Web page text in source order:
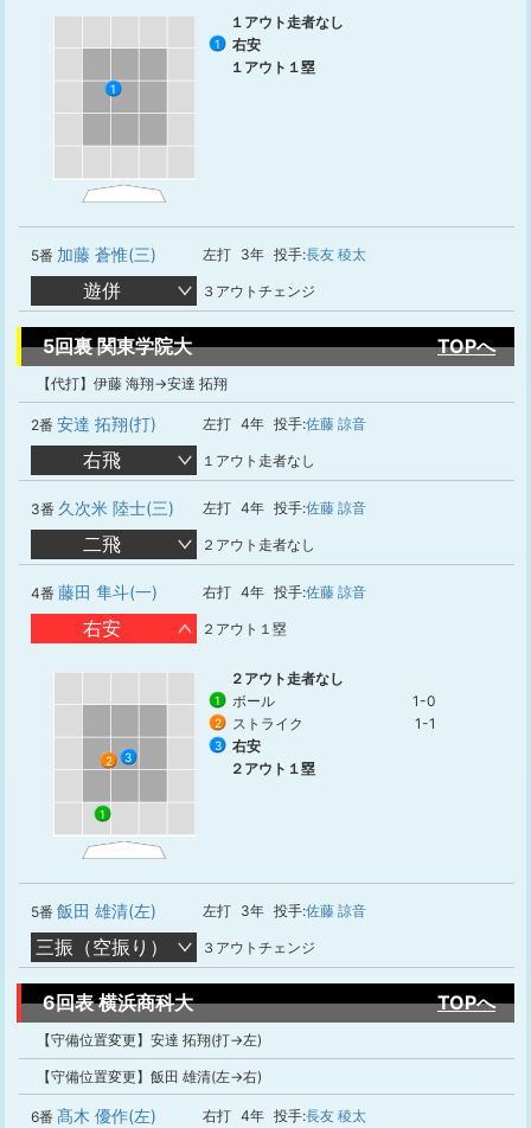
1
１アウト走者なし
1
右安
１アウト１塁
5番 加藤 蒼惟(三) 左打 3年 投手:長友 稜太
遊併 ３アウトチェンジ
5回裏 関東学院大 TOPへ
【代打】伊藤 海翔→安達 拓翔
2番 安達 拓翔(打) 左打 4年 投手:佐藤 諒音
右飛 １アウト走者なし
3番 久次米 陸士(三) 左打 4年 投手:佐藤 諒音
二飛 ２アウト走者なし
4番 藤田 隼斗(一) 右打 4年 投手:佐藤 諒音
右安 ２アウト１塁
1
2 3
２アウト走者なし
1 ボール 1-0
2 ストライク 1-1
3
右安
２アウト１塁
5番 飯田 雄清(左) 左打 3年 投手:佐藤 諒音
三振（空振り） ３アウトチェンジ
6回表 横浜商科大 TOPへ
【守備位置変更】安達 拓翔(打→左)
【守備位置変更】飯田 雄清(左→右)
6番 髙木 優作(左) 右打 4年 投手:長友 稜太